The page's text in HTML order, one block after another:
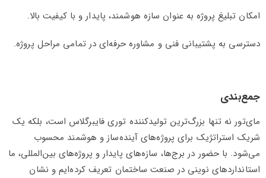
امکان تبلیغ پروژه به عنوان سازه هوشمند، پایدار و با کیفیت بالا.
دسترسی به پشتیبانی فنی و مشاوره حرفه‌ای در تمامی مراحل پروژه.
جمع‌بندی
مای‌تور نه تنها بزرگ‌ترین تولیدکننده توری فایبرگلاس است، بلکه یک
شریک استراتژیک برای پروژه‌های آینده‌ساز و هوشمند محسوب
می‌شود. با حضور در برج‌ها، سازه‌های پایدار و پروژه‌های بین‌المللی، ما
استانداردهای نوینی در صنعت ساختمان تعریف کرده‌ایم و نشان